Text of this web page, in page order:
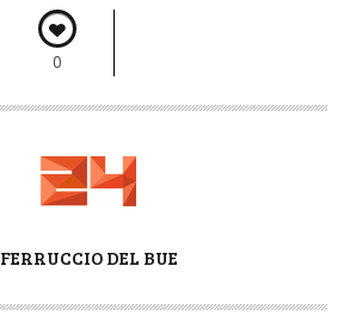
0
FERRUCCIO DEL BUE